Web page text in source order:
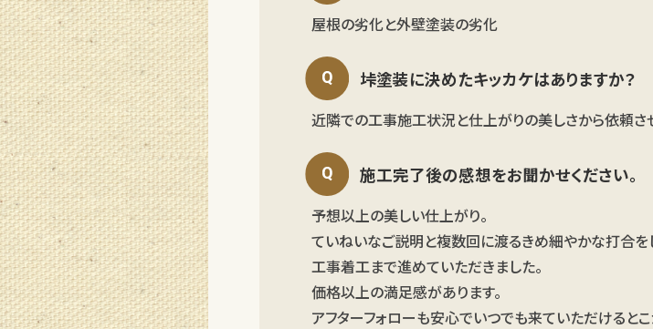
屋根の劣化と外壁塗装の劣化
垰塗装に決めたキッカケはありますか？
近隣での工事施工状況と仕上がりの美しさから依頼さ
施工完了後の感想をお聞かせください。
予想以上の美しい仕上がり。
ていねいなご説明と複数回に渡るきめ細やかな打合を
工事着工まで進めていただきました。
価格以上の満足感があります。
アフターフォローも安心でいつでも来ていただけるとこ